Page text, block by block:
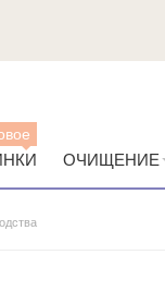
ОЧИЩЕНИЕ